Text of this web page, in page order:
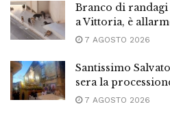
Branco di randagi
a Vittoria, è
7 AGOSTO 2026
Santissimo
sera la
7 AGOSTO 2026